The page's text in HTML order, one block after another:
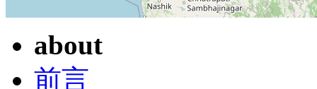
about
前言